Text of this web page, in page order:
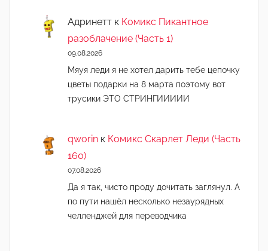
Адринетт к Комикс Пикантное
разоблачение (Часть 1)
09.08.2026
Мяуя леди я не хотел дарить тебе цепочку
цветы подарки на 8 марта поэтому вот
трусики ЭТО СТРИНГИИИИИ
qworin к Комикс Скарлет Леди (Часть
160)
07.08.2026
Да я так, чисто проду дочитать заглянул. А
по пути нашёл несколько незаурядных
челленджей для переводчика